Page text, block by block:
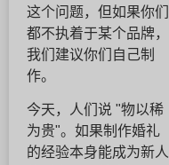
这个问题，但如果你们
都不执着于某个品牌，
我们建议你们自己制
作。
今天，人们说 "物以稀
为贵"。如果制作婚礼
的经验本身能成为新人